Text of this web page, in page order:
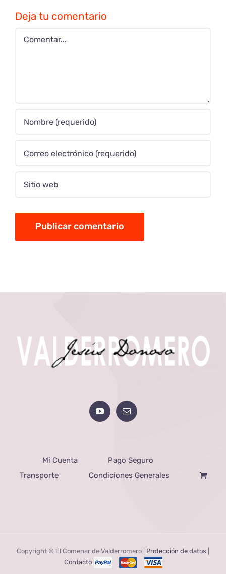
Deja tu comentario
Comentar
Mi Cuenta
Pago Seguro
Transporte
Condiciones Generales
Copyright © El Comenar de Valderromero | Protección de datos
Contacto